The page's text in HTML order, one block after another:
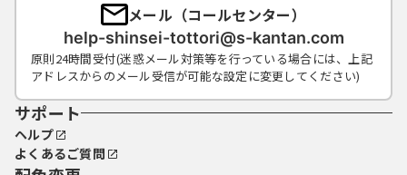
メール（コールセンター）
help-shinsei-tottori@s-kantan.com
原則24時間受付(迷惑メール対策等を行っている場合には、上記
アドレスからのメール受信が可能な設定に変更してください)
サポート
ヘルプ
よくあるご質問